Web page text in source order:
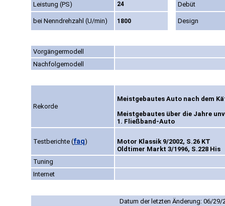
Leistung (PS)
24 Debüt
bei Nenndrehzahl (U/min) 1800 Design
Vorgängermodell
Nachfolgemodell
Rekorde
Meistgebautes Auto nach dem
Meistgebautes über die Jahre
1. Fließband-Auto
Testberichte (faq)
Motor Klassik 9/2002, S.26 KT
Oldtimer Markt 3/1996, S.228 His
Tuning
Internet
Datum der letzten Änderung: 06/29/